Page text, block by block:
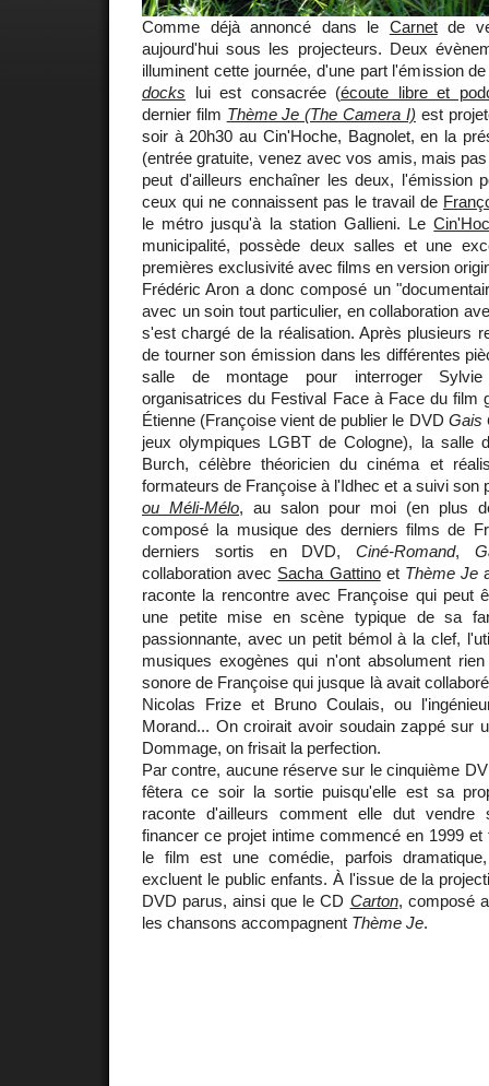
Comme déjà annoncé dans le Carnetde
aujourd'hui sous les projecteurs. Deux
illuminent cette journée, d'une part l'émission
docks lui est consacrée (écoute libre et
dernier film Thème Je (The Camera I) est
soir à 20h30 au Cin'Hoche, Bagnolet, en la
(entrée gratuite, venez avec vos amis, mais
peut d'ailleurs enchaîner les deux, l'émission
ceux qui ne connaissent pas le travail de
le métro jusqu'à la station Gallieni. Le
municipalité, possède deux salles et une
premières exclusivité avec films en version
Frédéric Aron a donc composé un
avec un soin tout particulier, en collaboration
s'est chargé de la réalisation. Après plusieurs
de tourner son émission dans les différentes
salle de montage pour interroger
organisatrices du Festival Face à Face du film
Étienne (Françoise vient de publier le DVD Gais
jeux olympiques LGBT de Cologne), la salle
Burch, célèbre théoricien du cinéma et
formateurs de Françoise à l'Idhec et a suivi son
ou Méli-Mélo, au salon pour moi (en plus
composé la musique des derniers films de
derniers sortis en DVD, Ciné-Romand,
collaboration avec Sacha Gattinoet Thème Je
raconte la rencontre avec Françoise qui peut
une petite mise en scène typique de sa
passionnante, avec un petit bémol à la clef,
musiques exogènes qui n'ont absolument
sonore de Françoise qui jusque là avait
Nicolas Frize et Bruno Coulais, ou
Morand... On croirait avoir soudain zappé sur
Dommage, on frisait la perfection.
Par contre, aucune réserve sur le cinquième
fêtera ce soir la sortie puisqu'elle est sa
raconte d'ailleurs comment elle dut vendre
financer ce projet intime commencé en 1999
le film est une comédie, parfois
excluent le public enfants. À l'issue de la
DVD parus, ainsi que le CD Carton, composé
les chansons accompagnent Thème Je.